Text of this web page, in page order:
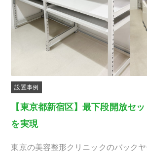
設置事例
【東京都新宿区】最下段開放セ
を実現
東京の美容整形クリニックのバック